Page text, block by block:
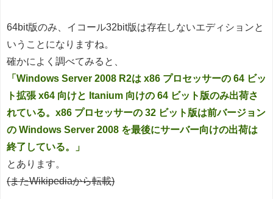
64bit版のみ、イコール32bit版は存在しないエディションと
いうことになりますね。
確かによく調べてみると、
「Windows Server 2008 R2は x86 プロセッサーの 64 ビッ
ト拡張 x64 向けと Itanium 向けの 64 ビット版のみ出荷さ
れている。x86 プロセッサーの 32 ビット版は前バージョン
の Windows Server 2008 を最後にサーバー向けの出荷は
終了している。」
とあります。
(またWikipediaから転載)